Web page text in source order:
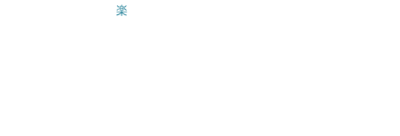
楽